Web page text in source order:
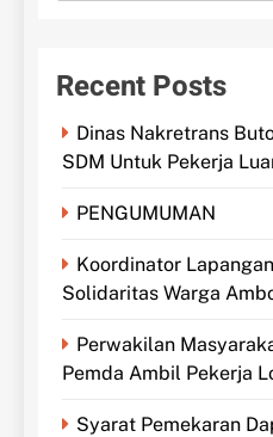
Recent Posts
Dinas Nakretrans
SDM Untuk Pekerja
PENGUMUMAN
Koordinator
Solidaritas Warga
Perwakilan
Pemda Ambil Pekerja
Syarat Pemekaran